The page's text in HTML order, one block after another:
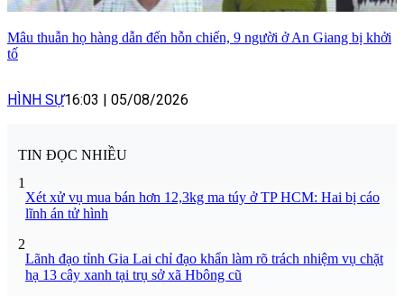
Mâu thuẫn họ hàng dẫn đến hỗn chiến, 9 người ở An Giang bị khởi
tố
HÌNH SỰ16:03 05/08/2026
TIN ĐỌC NHIỀU
1
Xét xử vụ mua bán hơn 12,3kg ma túy ở TP HCM: Hai bị cáo
lĩnh án tử hình
2
Lãnh đạo tỉnh Gia Lai chỉ đạo khẩn làm rõ trách nhiệm vụ chặt
hạ 13 cây xanh tại trụ sở xã Hbông cũ